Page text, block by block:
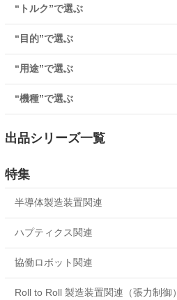
“トルク”で選ぶ
“目的”で選ぶ
“用途”で選ぶ
“機種”で選ぶ
出品シリーズ一覧
SBR
SBR超小形
SBM
ERS-L
特集
半導体製造装置関連
ハプティクス関連
協働ロボット関連
Roll to Roll 製造装置関連（張力制御）